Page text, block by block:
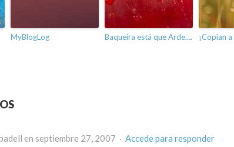
MyBlogLog Baqueira está que Arde…. ¡Copian
en septiembre 27, 2007 · Accede para responder